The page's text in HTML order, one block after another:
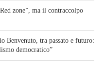
zone”, ma il contraccolpo
Benvenuto, tra passato e futuro:
democratico”